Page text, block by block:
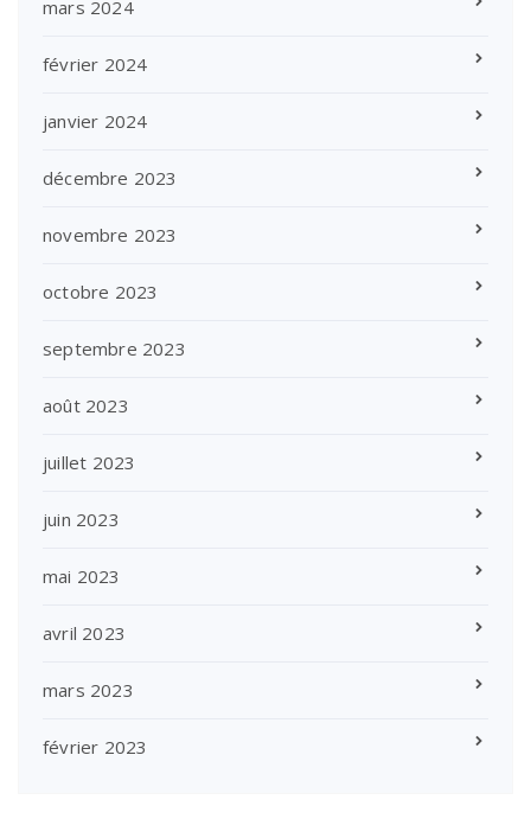
mars 2024
février 2024
janvier 2024
décembre 2023
novembre 2023
octobre 2023
septembre 2023
août 2023
juillet 2023
juin 2023
mai 2023
avril 2023
mars 2023
février 2023